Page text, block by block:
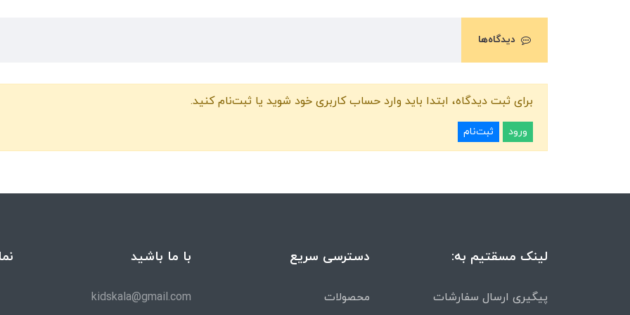
دیدگاه‌ها
برای ثبت دیدگاه، ابتدا باید وارد حساب کاربری خود شوید یا ثبت‌نام کنید.
ورود ثبت‌نام
لینک مسقتیم به:
پیگیری ارسال سفارشات
دسترسی سریع
محصولات
با ما باشید
kidskala@gmail.com